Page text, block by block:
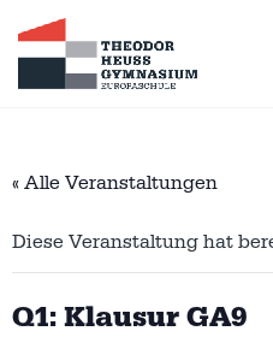
« Alle Veranstaltungen
Diese Veranstaltung hat
Q1: Klausur GA9